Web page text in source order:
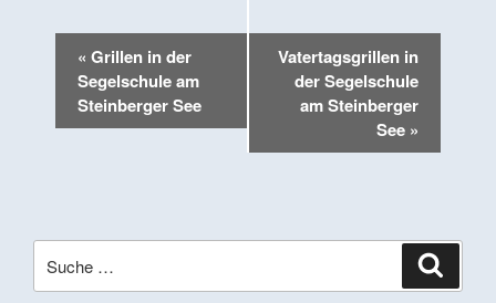
Powered by
Usercentrics Consent
Management Platform
« Grillen in der
Segelschule am
Steinberger See
Vatertagsgrillen in
der Segelschule
am Steinberger
See »